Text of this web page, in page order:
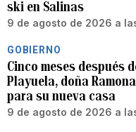
ski en Salinas
9 de agosto de 2026 a
GOBIERNO
Cinco meses después
Playuela, doña
para su nueva casa
9 de agosto de 2026 a